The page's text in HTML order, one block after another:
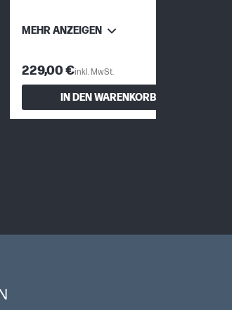
MEHR ANZEIGEN
229,00 €inkl. MwSt.
IN DEN WARENKORB